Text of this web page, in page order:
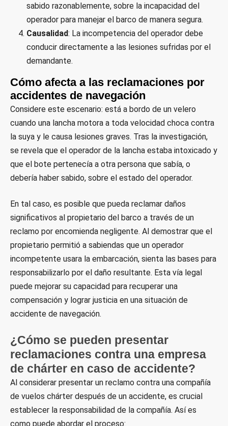
sabido razonablemente, sobre la incapacidad del
operador para manejar el barco de manera segura.
Causalidad: La incompetencia del operador debe
conducir directamente a las lesiones sufridas por el
demandante.
Cómo afecta a las reclamaciones por
accidentes de navegación
Considere este escenario: está a bordo de un velero
cuando una lancha motora a toda velocidad choca contra
la suya y le causa lesiones graves. Tras la investigación,
se revela que el operador de la lancha estaba intoxicado y
que el bote pertenecía a otra persona que sabía, o
debería haber sabido, sobre el estado del operador.
En tal caso, es posible que pueda reclamar daños
significativos al propietario del barco a través de un
reclamo por encomienda negligente. Al demostrar que el
propietario permitió a sabiendas que un operador
incompetente usara la embarcación, sienta las bases para
responsabilizarlo por el daño resultante. Esta vía legal
puede mejorar su capacidad para recuperar una
compensación y lograr justicia en una situación de
accidente de navegación.
¿Cómo se pueden presentar
reclamaciones contra una empresa
de chárter en caso de accidente?
Al considerar presentar un reclamo contra una compañía
de vuelos chárter después de un accidente, es crucial
establecer la responsabilidad de la compañía. Así es
como puede abordar el proceso: